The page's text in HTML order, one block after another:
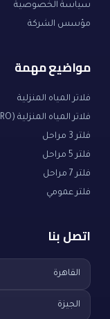
سياسة الخصوصية
مؤسس الشركة
مواضيع مهمة
فلاتر المياه المنزلية
فلاتر المياه المنزلية (RO)
فلتر 3 مراحل
فلتر 5 مراحل
فلتر 7 مراحل
فلتر عمومي
اتصل بنا
القاهرة
الجيزة